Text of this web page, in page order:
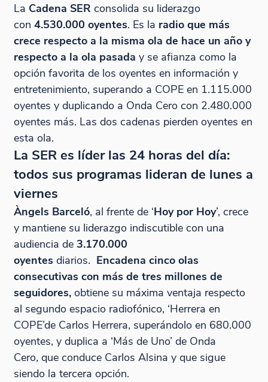
La Cadena SER consolida su liderazgo
con 4.530.000 oyentes. Es la radio que más
crece respecto a la misma ola de hace un año y
respecto a la ola pasada y se afianza como la
opción favorita de los oyentes en información y
entretenimiento, superando a COPE en 1.115.000
oyentes y duplicando a Onda Cero con 2.480.000
oyentes más. Las dos cadenas pierden oyentes en
esta ola.
La SER es líder las 24 horas del día:
todos sus programas lideran de lunes a
viernes
Àngels Barceló, al frente de ‘Hoy por Hoy’, crece
y mantiene su liderazgo indiscutible con una
audiencia de 3.170.000
oyentes diarios. Encadena cinco olas
consecutivas con más de tres millones de
seguidores, obtiene su máxima ventaja respecto
al segundo espacio radiofónico, ‘Herrera en
COPE’de Carlos Herrera, superándolo en 680.000
oyentes, y duplica a ‘Más de Uno’ de Onda
Cero, que conduce Carlos Alsina y que sigue
siendo la tercera opción.